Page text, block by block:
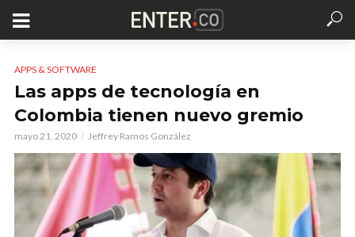
APPS & SOFTWARE
Las apps de tecnología en
Colombia tienen nuevo gremio
mayo 21, 2020 Jeffrey Ramos González